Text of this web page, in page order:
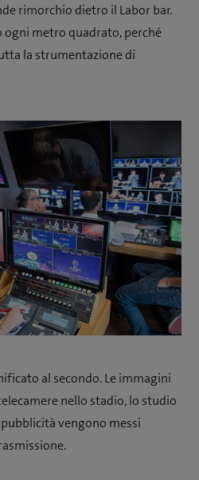
rimorchio dietro il Labor bar.
metro quadrato, perché
la strumentazione di
al secondo. Le immagini
nello stadio, lo studio
vengono messi